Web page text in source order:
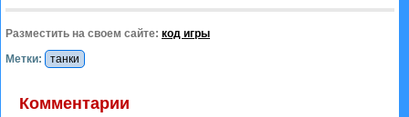
Разместить на своем сайте: код игры
Метки:
танки
Комментарии